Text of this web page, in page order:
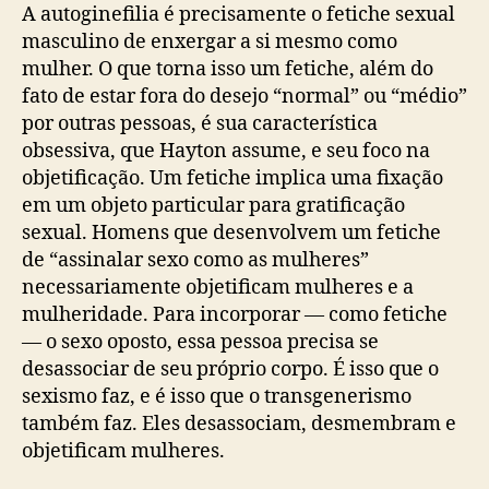
A autoginefilia é precisamente o fetiche sexual
masculino de enxergar a si mesmo como
mulher. O que torna isso um fetiche, além do
fato de estar fora do desejo “normal” ou “médio”
por outras pessoas, é sua característica
obsessiva, que Hayton assume, e seu foco na
objetificação. Um fetiche implica uma fixação
em um objeto particular para gratificação
sexual. Homens que desenvolvem um fetiche
de “assinalar sexo como as mulheres”
necessariamente objetificam mulheres e a
mulheridade. Para incorporar — como fetiche
— o sexo oposto, essa pessoa precisa se
desassociar de seu próprio corpo. É isso que o
sexismo faz, e é isso que o transgenerismo
também faz. Eles desassociam, desmembram e
objetificam mulheres.